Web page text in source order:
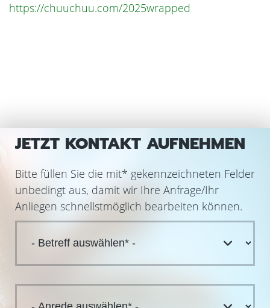
https://chuuchuu.com/2025wrapped
JETZT KONTAKT AUFNEHMEN
Bitte füllen Sie die mit* gekennzeichneten Felder
unbedingt aus, damit wir Ihre Anfrage/Ihr
Anliegen schnellstmöglich bearbeiten können.